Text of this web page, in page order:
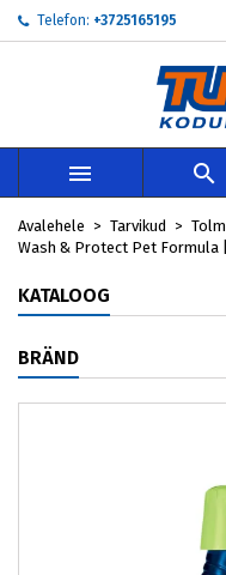
Telefon: +3725165195
 
Avalehele Tarvikud
Wash & Protect Pet Formula
KATALOOG
BRÄND
My wishlists
Create new list
Loo
Soovinimekirja nimi
Sisene
Te peate olema